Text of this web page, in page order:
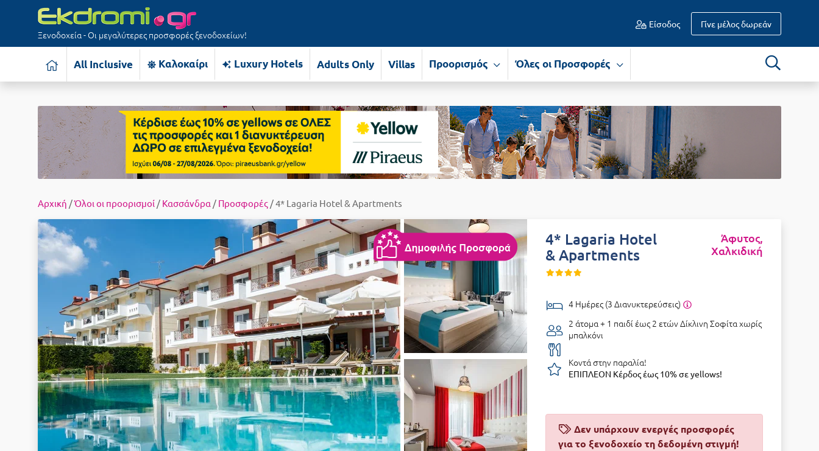
Ξενοδοχεία - Οι μεγαλύτερες προσφορές ξενοδοχείων!
Είσοδος Γίνε μέλος δωρεάν
All Inclusive Καλοκαίρι Luxury Hotels Adults Only Villas Προορισμός Όλες οι Προσφορές
Αρχική /Όλοι οι προορισμοί / Κασσάνδρα / Προσφορές / 4* Lagaria Hotel & Apartments
4* Lagaria Hotel
& Apartments
Άφυτος,
Χαλκιδική
4 Ημέρες (3 Διανυκτερεύσεις)
2 άτομα + 1 παιδί έως 2 ετώνΔίκλινη Σοφίτα χωρίς
μπαλκόνι
Κοντά στην παραλία!
ΕΠΙΠΛΕΟΝ Κέρδος έως 10% σε yellows!
Δεν υπάρχουν ενεργές προσφορές
για το ξενοδοχείο τη δεδομένη στιγμή!